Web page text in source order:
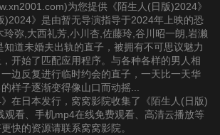
为您提供《陌生人(日版)2024》
)2024》是由暂无导演指导于2024年上映的恐
玲弥,大西礼芳,小川杏,佐藤玲,谷川昭一朗,岩濑
知道未婚夫出轨的直子，被拥有不可思议魅力
开始了匹配应用程序。与各种各样的男人相
边反复进行临时约会的直子，一天比一天华
样子逐渐变得像山口而动摇...
》在日本发行，窝窝影院收集了《陌生人(日版)
观看、手机mp4在线免费观看、高清云播放等
快的资源请联系窝窝影院。